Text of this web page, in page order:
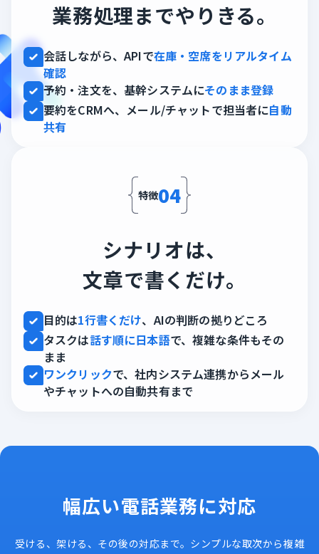
業務処理までやりきる。
会話しながら、APIで在庫・空席をリアルタイム
確認
予約・注文を、基幹システムにそのまま登録
要約をCRMへ、メール/チャットで担当者に自動
共有
特徴04
シナリオは、
文章で書くだけ。
目的は1行書くだけ、AIの判断の拠りどころ
タスクは話す順に日本語で、複雑な条件もその
まま
ワンクリックで、社内システム連携からメール
やチャットへの自動共有まで
幅広い電話業務に対応
受ける、架ける、その後の対応まで。シンプルな取次から複雑